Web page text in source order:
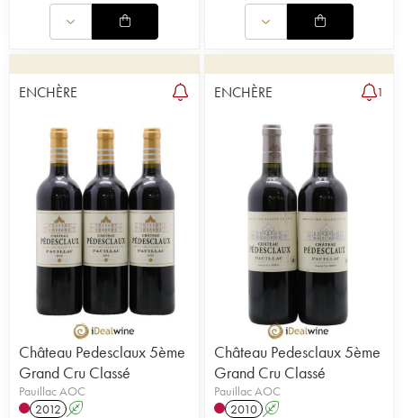
ENCHÈRE
Château Pedesclaux 5ème
Grand Cru Classé
Pauillac AOC
2012 A
ENCHÈRE 1
Château Pedesclaux 5ème
Grand Cru Classé
Pauillac AOC
2010 A